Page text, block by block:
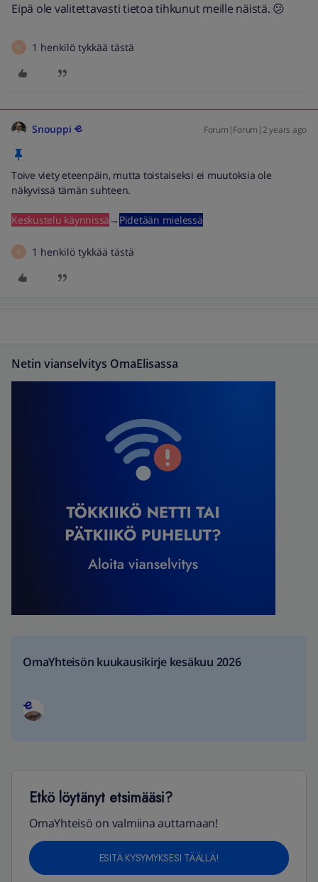
Eipä ole valitettavasti tietoa tihkunut meille näistä. 😕
K 1 henkilö tykkää tästä
Snouppi Forum|Forum|2 years ago
Toive viety eteenpäin, mutta toistaiseksi ei muutoksia ole
näkyvissä tämän suhteen.
Keskustelu käynnissä → Pidetään mielessä
K 1 henkilö tykkää tästä
Netin vianselvitys OmaElisassa
OmaYhteisön kuukausikirje kesäkuu 2026
Etkö löytänyt etsimääsi?
OmaYhteisö on valmiina auttamaan!
ESITÄ KYSYMYKSESI TÄÄLLÄ!